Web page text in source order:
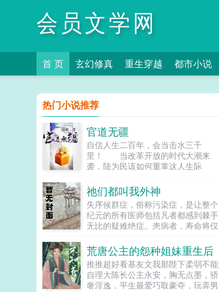
会员文学网
首 页 玄幻修真 重生穿越 都市小说
热门小说推荐
官道无疆
自信人生二百年，会当击水三千
里！ 当改革开放的时代大潮来
袭，陆为民该如何重掌这人生际
的崛起，诡谲起伏的人生，沉浮跌宕
的官场，一步一个脚印，抓住每一个
机会，大道无形，行者无疆，漫漫官
道，唯有胸怀天地，志存高远，方能
直抵彼岸。 官场经典之作。...
祂们都叫我外神
失序候群症，俗称污染症，是让整个
纪元的所有医师包括凡者都感到棘手
无比的疑难绝症。患病者，寿命将仅
们无一例外地蜕变为扭曲怪物，沦为
污祟的帮凶，天灾的眷属以及盘踞于
此世之外的邪神任采任撷的信仰源
泉。病原因未知。病时间未知。传染
度极高。治疗方法无。病患危险程度
荒唐公主的怨种姐妹重生后
推推超好看基友文我那陛下柔弱不能
自理大陈长公主永安，胸无点墨，骄
奢淫逸，平生最爱巧取豪夺，玩弄男